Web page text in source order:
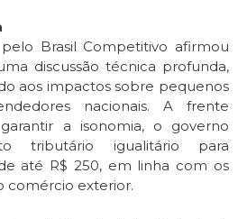
Brasil Competitivo afirmou
discussão técnica profunda,
aos impactos sobre pequenos
nacionais. A frente
a isonomia, o governo
tributário igualitário para
até R$ 250, em linha com os
comércio exterior.